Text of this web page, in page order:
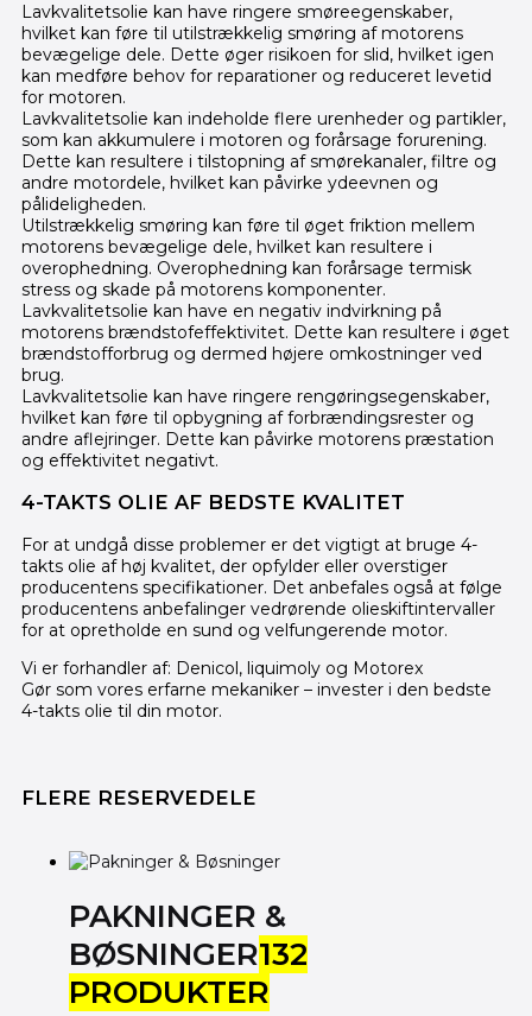
Lavkvalitetsolie kan have ringere smøreegenskaber,
hvilket kan føre til utilstrækkelig smøring af motorens
bevægelige dele. Dette øger risikoen for slid, hvilket igen
kan medføre behov for reparationer og reduceret levetid
for motoren.
Lavkvalitetsolie kan indeholde flere urenheder og partikler,
som kan akkumulere i motoren og forårsage forurening.
Dette kan resultere i tilstopning af smørekanaler, filtre og
andre motordele, hvilket kan påvirke ydeevnen og
pålideligheden.
Utilstrækkelig smøring kan føre til øget friktion mellem
motorens bevægelige dele, hvilket kan resultere i
overophedning. Overophedning kan forårsage termisk
stress og skade på motorens komponenter.
Lavkvalitetsolie kan have en negativ indvirkning på
motorens brændstofeffektivitet. Dette kan resultere i øget
brændstofforbrug og dermed højere omkostninger ved
brug.
Lavkvalitetsolie kan have ringere rengøringsegenskaber,
hvilket kan føre til opbygning af forbrændingsrester og
andre aflejringer. Dette kan påvirke motorens præstation
og effektivitet negativt.
4-TAKTS OLIE AF BEDSTE KVALITET
For at undgå disse problemer er det vigtigt at bruge 4-
takts olie af høj kvalitet, der opfylder eller overstiger
producentens specifikationer. Det anbefales også at følge
producentens anbefalinger vedrørende olieskiftintervaller
for at opretholde en sund og velfungerende motor.
Vi er forhandler af: Denicol, liquimoly og Motorex
Gør som vores erfarne mekaniker – invester i den bedste
4-takts olie til din motor.
FLERE RESERVEDELE
PAKNINGER &
BØSNINGER132
PRODUKTER